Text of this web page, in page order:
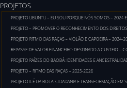
PROJETOS
PROJETO UBUNTU – EU SOU PORQUE NÓS SOMOS – 2024
PROJETO – PROMOVER O RECONHECIMENTO DOS
PROJETO RITMO DAS RAÇAS – VIOLÃO E CAPOEIRA – 2024-
REPASSE DE VALOR FINANCEIRO DESTINADO A CUSTEIO –
PROJETO RAÍZES DO BAOBÁ: IDENTIDADES E
PROJETO – RITMO DAS RAÇAS – 2025-2026
PROJETO ILÉ DA BOLA: CIDADANIA E TRANSFORMAÇÃO